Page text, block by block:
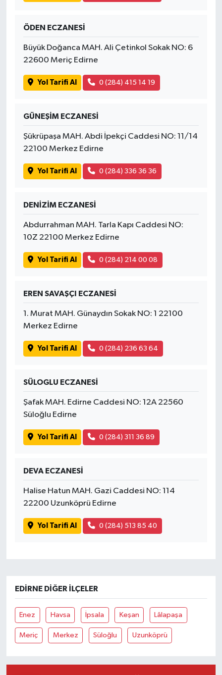
ÖDEN ECZANESİ
Büyük Doğanca MAH. Ali Çetinkol Sokak NO: 6
22600 Meriç Edirne
Yol Tarifi Al 0 (284) 415 14 19
GÜNEŞİM ECZANESİ
Şükrüpaşa MAH. Abdi İpekçi Caddesi NO: 11/14
22100 Merkez Edirne
Yol Tarifi Al 0 (284) 336 36 36
DENİZİM ECZANESİ
Abdurrahman MAH. Tarla Kapı Caddesi NO:
10Z 22100 Merkez Edirne
Yol Tarifi Al 0 (284) 214 00 08
EREN SAVAŞÇI ECZANESİ
1. Murat MAH. Günaydın Sokak NO: 1 22100
Merkez Edirne
Yol Tarifi Al 0 (284) 236 63 64
SÜLOGLU ECZANESİ
Şafak MAH. Edirne Caddesi NO: 12A 22560
Süloğlu Edirne
Yol Tarifi Al 0 (284) 311 36 89
DEVA ECZANESİ
Halise Hatun MAH. Gazi Caddesi NO: 114
22200 Uzunköprü Edirne
Yol Tarifi Al 0 (284) 513 85 40
EDIRNE DIĞER İLÇELER
Enez Havsa İpsala Keşan Lâlapaşa
Meriç Merkez Süloğlu Uzunköprü